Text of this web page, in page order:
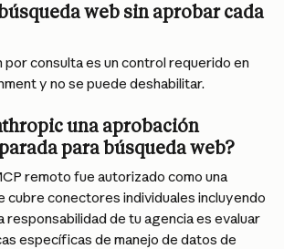
web sin aprobar cada
por consulta es un control requerido en
y no se puede deshabilitar.
una aprobación
para búsqueda web?
remoto fue autorizado como una
cubre conectores individuales incluyendo
responsabilidad de tu agencia es evaluar
específicas de manejo de datos de